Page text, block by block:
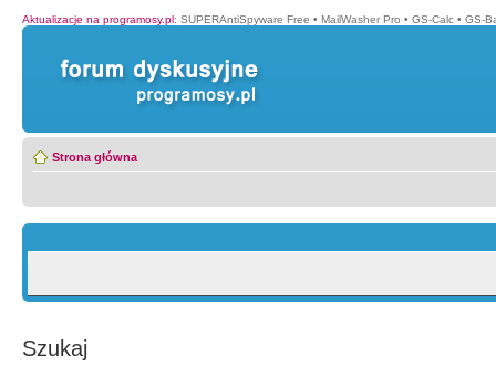
Aktualizacje na programosy.pl: SUPERAntiSpyware Free • MailWasher Pro • GS-Calc • GS-
Strona główna
Szukaj